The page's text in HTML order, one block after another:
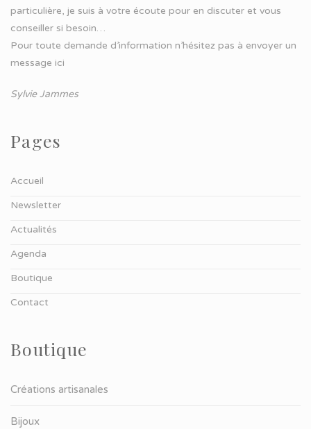
particulière, je suis à votre écoute pour en discuter et vous
conseiller si besoin…
Pour toute demande d’information n’hésitez pas à envoyer un
message ici
Sylvie Jammes
Pages
Accueil
Newsletter
Actualités
Agenda
Boutique
Contact
Boutique
Créations artisanales
Bijoux